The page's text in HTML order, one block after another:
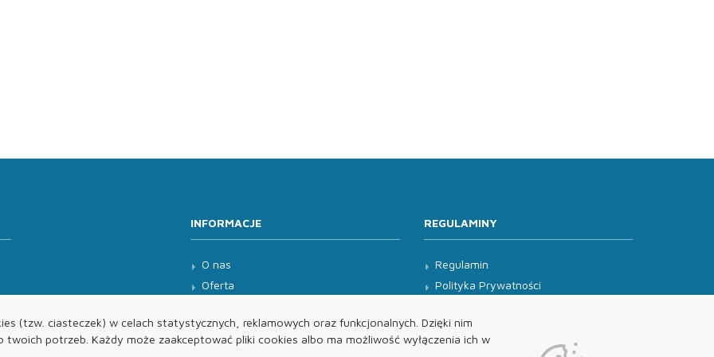
(tzw. ciasteczek) w celach statystycznych, reklamowych oraz funkcjonalnych. Dzięki nim
potrzeb. Każdy może zaakceptować pliki cookies albo ma możliwość wyłączenia ich w
INFORMACJE
O nas
Oferta
REGULAMINY
Regulamin
Polityka Prywatności